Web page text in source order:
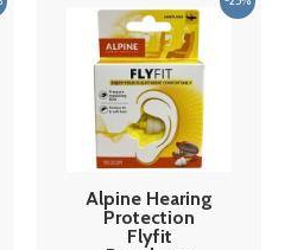
Alpine Hearing
Protection
Flyfit